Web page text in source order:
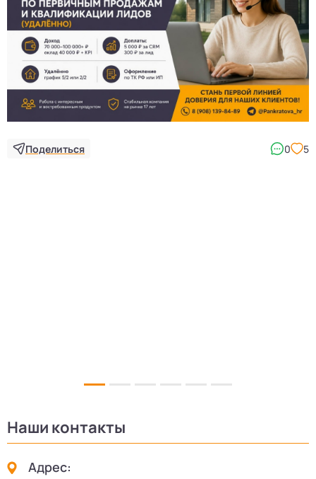
Поделиться 0 5
Наши контакты
Адрес: